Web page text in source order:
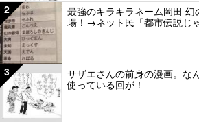
2
最強のキラキラネーム岡田 幻
場！→ネット民「都市伝説じ
3
サザエさんの前身の漫画。な
使っている回が！